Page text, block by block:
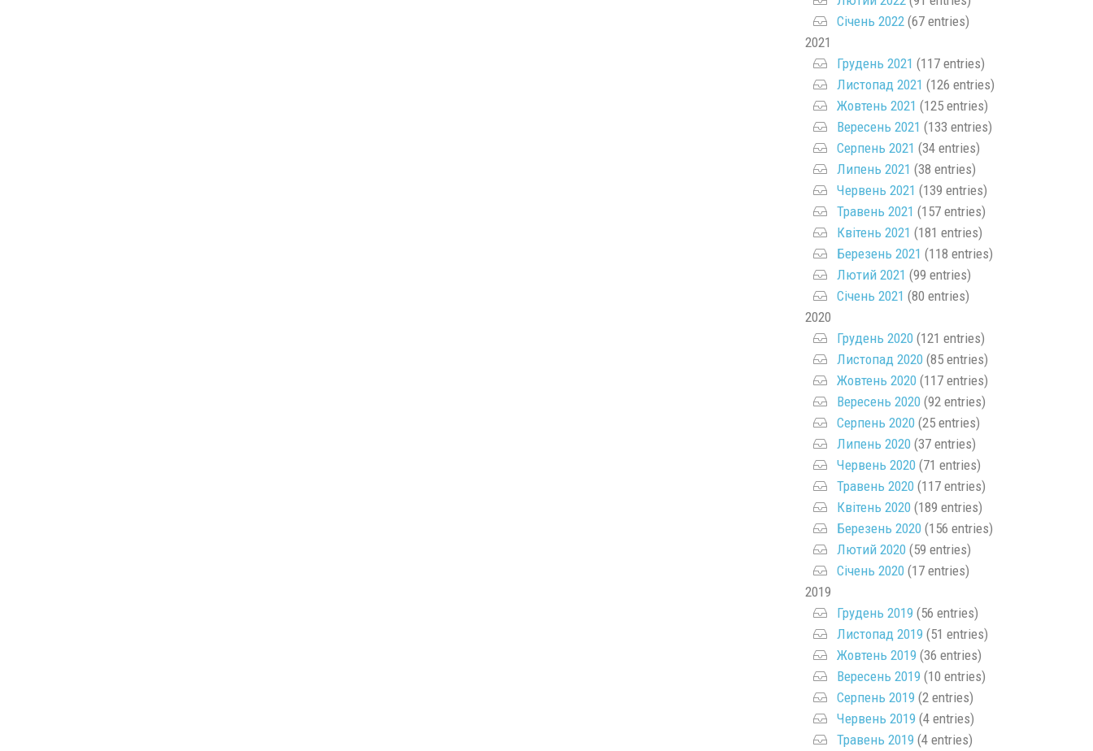
Січень 2022(67 entries)
2021
Грудень 2021 (117 entries)
Листопад 2021 (126 entries)
Жовтень 2021 (125 entries)
Вересень 2021 (133 entries)
Серпень 2021 (34 entries)
Липень 2021 (38 entries)
Червень 2021 (139 entries)
Травень 2021 (157 entries)
Квітень 2021 (181 entries)
Березень 2021 (118 entries)
Лютий 2021 (99 entries)
Січень 2021 (80 entries)
2020
Грудень 2020(121 entries)
Листопад 2020(85 entries)
Жовтень 2020(117 entries)
Вересень 2020(92 entries)
Серпень 2020(25 entries)
Липень 2020(37 entries)
Червень 2020(71 entries)
Травень 2020(117 entries)
Квітень 2020(189 entries)
Березень 2020(156 entries)
Лютий 2020(59 entries)
Січень 2020(17 entries)
2019
Грудень 2019 (56 entries)
Листопад 2019 (51 entries)
Жовтень 2019 (36 entries)
Вересень 2019 (10 entries)
Серпень 2019 (2 entries)
Червень 2019 (4 entries)
Травень 2019 (4 entries)